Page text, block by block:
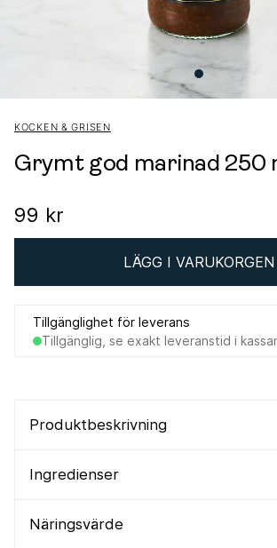
KOCKEN & GRISEN
Grymt god marinad 250
99 kr
LÄGG I VARUKORGEN
Tillgänglighet för leverans
Tillgänglig, se exakt leveranstid i
Produktbeskrivning
Ingredienser
Näringsvärde